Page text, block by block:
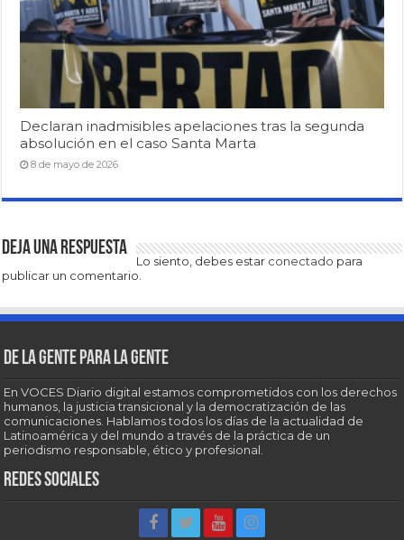
Declaran inadmisibles apelaciones tras la segunda
absolución en el caso Santa Marta
8 de mayo de 2026
Deja una respuesta
Lo siento, debes estar conectado para
publicar un comentario.
De la gente para la gente
En VOCES Diario digital estamos comprometidos con los derechos
humanos, la justicia transicional y la democratización de las
comunicaciones. Hablamos todos los días de la actualidad de
Latinoamérica y del mundo a través de la práctica de un
periodismo responsable, ético y profesional.
Redes sociales